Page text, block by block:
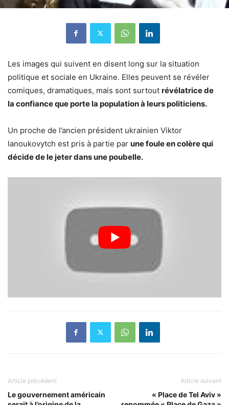
Les images qui suivent en disent long sur la situation
politique et sociale en Ukraine. Elles peuvent se révéler
comiques, dramatiques, mais sont surtout révélatrice de
la confiance que porte la population à leurs politiciens.
Un proche de l’ancien président ukrainien Viktor
Ianoukovytch est pris à partie par une foule en colère qui
décide de le jeter dans une poubelle.
Article précédent
Le gouvernement américain
Article suivant
« Place de Tel Aviv »